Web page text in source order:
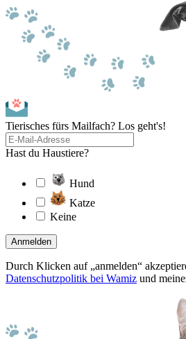
Tierisches fürs Mailfach? Los geht's!
Hast du Haustiere?
Hund
Katze
Keine
Anmelden
Durch Klicken auf „anmelden“
Datenschutzpolitik bei Wamiz und